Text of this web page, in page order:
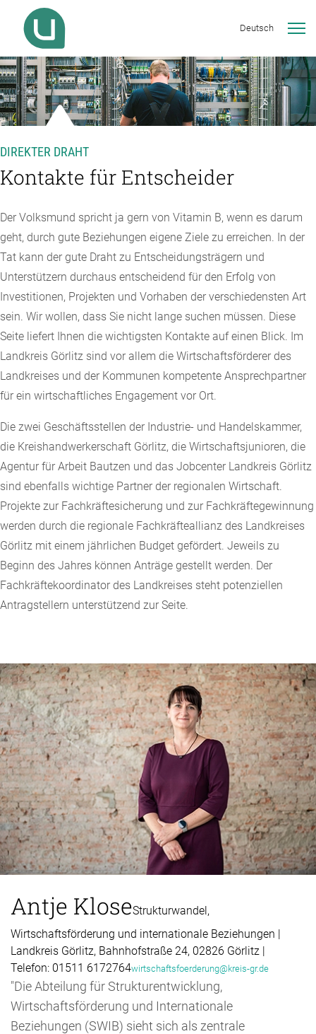
Deutsch
DIREKTER DRAHT
Kontakte für Entscheider
Der Volksmund spricht ja gern von Vitamin B, wenn es darum
geht, durch gute Beziehungen eigene Ziele zu erreichen. In der
Tat kann der gute Draht zu Entscheidungsträgern und
Unterstützern durchaus entscheidend für den Erfolg von
Investitionen, Projekten und Vorhaben der verschiedensten Art
sein. Wir wollen, dass Sie nicht lange suchen müssen. Diese
Seite liefert Ihnen die wichtigsten Kontakte auf einen Blick. Im
Landkreis Görlitz sind vor allem die Wirtschaftsförderer des
Landkreises und der Kommunen kompetente Ansprechpartner
für ein wirtschaftliches Engagement vor Ort.
Die zwei Geschäftsstellen der Industrie- und Handelskammer,
die Kreishandwerkerschaft Görlitz, die Wirtschaftsjunioren, die
Agentur für Arbeit Bautzen und das Jobcenter Landkreis Görlitz
sind ebenfalls wichtige Partner der regionalen Wirtschaft.
Projekte zur Fachkräftesicherung und zur Fachkräftegewinnung
werden durch die regionale Fachkräfteallianz des Landkreises
Görlitz mit einem jährlichen Budget gefördert. Jeweils zu
Beginn des Jahres können Anträge gestellt werden. Der
Fachkräftekoordinator des Landkreises steht potenziellen
Antragstellern unterstützend zur Seite.
Antje KloseStrukturwandel,
Wirtschaftsförderung und internationale Beziehungen |
Landkreis Görlitz, Bahnhofstraße 24, 02826 Görlitz |
Telefon: 01511 6172764wirtschaftsfoerderung@kreis-gr.de
"Die Abteilung für Strukturentwicklung,
Wirtschaftsförderung und Internationale
Beziehungen (SWIB) sieht sich als zentrale